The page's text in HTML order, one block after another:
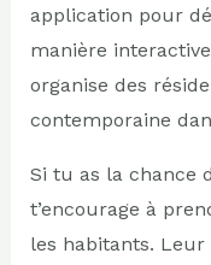
application pour
manière
organise des
contemporaine
Si tu as la chance
t’encourage à
les habitants.